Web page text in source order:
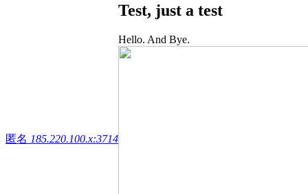
匿名 185.220.100.x:3714
Test, just a test
Hello. And Bye.